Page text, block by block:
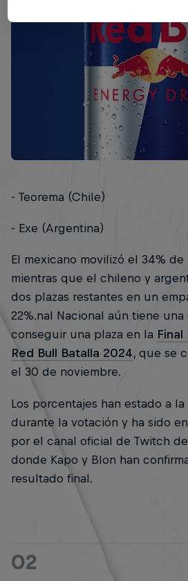
- Teorema (Chile)
- Exe (Argentina)
El mexicano movilizó el 34%
mientras que el chileno y
dos plazas restantes en un
22%.nal Nacional aún tiene
conseguir una plaza en la
Red Bull Batalla 2024, que se
el 30 de noviembre.
Los porcentajes han estado a
durante la votación y ha sido
por el canal oficial de Twitch
donde Kapo y Blon han
resultado final.
02